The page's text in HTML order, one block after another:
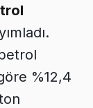
%12,4